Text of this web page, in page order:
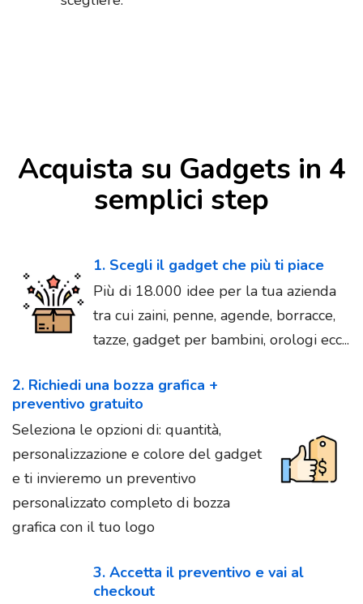
Acquista su Gadgets in 4
semplici step
1. Scegli il gadget che più ti piace
Più di 18.000 idee per la tua azienda
tra cui zaini, penne, agende, borracce,
tazze, gadget per bambini, orologi ecc...
2. Richiedi una bozza grafica +
preventivo gratuito
Seleziona le opzioni di: quantità,
personalizzazione e colore del gadget
e ti invieremo un preventivo
personalizzato completo di bozza
grafica con il tuo logo
3. Accetta il preventivo e vai al
checkout